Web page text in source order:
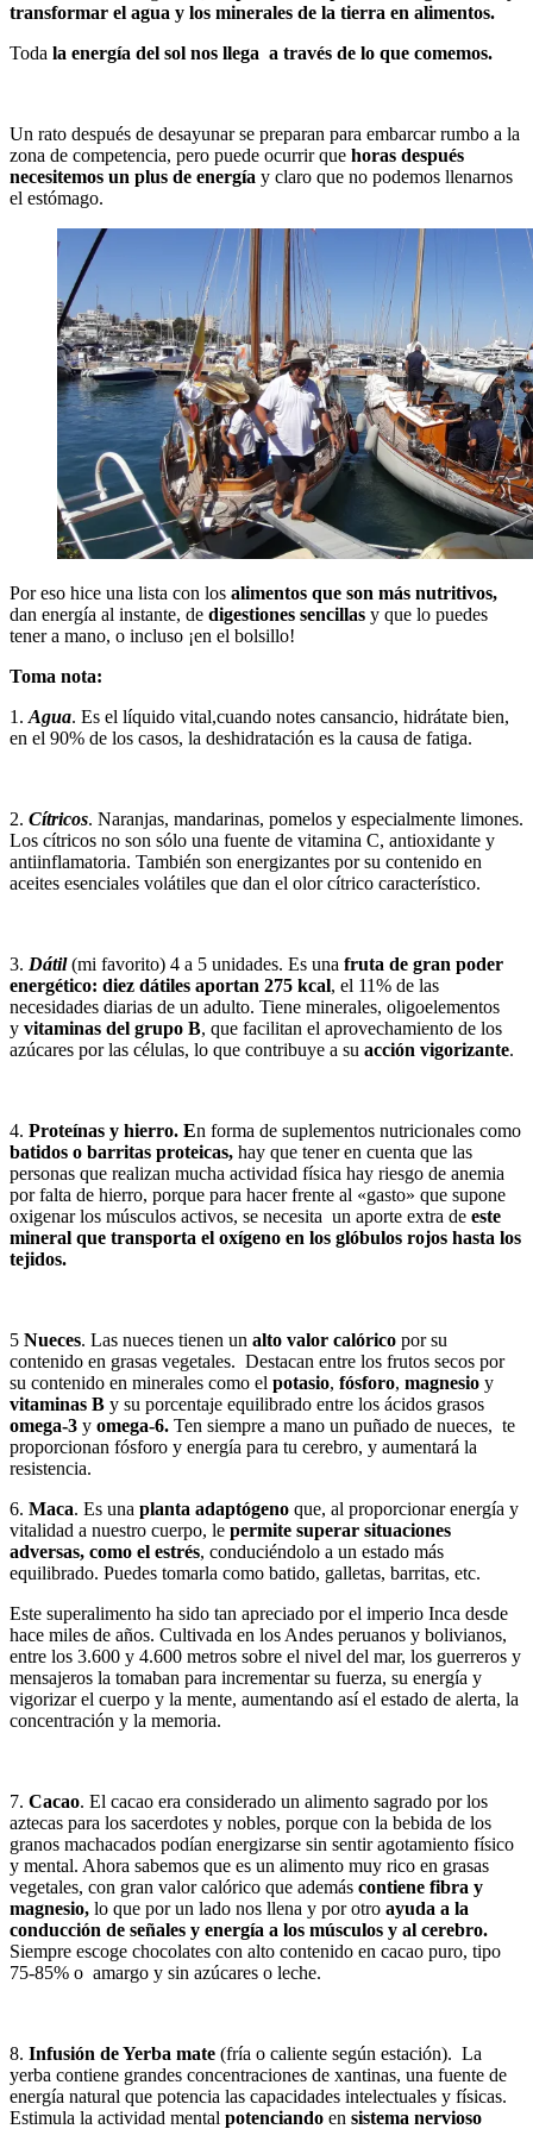
transformar el agua y los minerales de la tierra en alimentos.
Toda la energía del sol nos llega a través de lo que comemos.
Un rato después de desayunar se preparan para embarcar rumbo a la
zona de competencia, pero puede ocurrir que horas después
necesitemos un plus de energía y claro que no podemos llenarnos
el estómago.
Por eso hice una lista con los alimentos que son más nutritivos,
dan energía al instante, de digestiones sencillas y que lo puedes
tener a mano, o incluso ¡en el bolsillo!
Toma nota:
1. Agua. Es el líquido vital,cuando notes cansancio, hidrátate bien,
en el 90% de los casos, la deshidratación es la causa de fatiga.
2. Cítricos. Naranjas, mandarinas, pomelos y especialmente limones.
Los cítricos no son sólo una fuente de vitamina C, antioxidante y
antiinflamatoria. También son energizantes por su contenido en
aceites esenciales volátiles que dan el olor cítrico característico.
3. Dátil(mi favorito) 4 a 5 unidades. Es una fruta de gran poder
energético: diez dátiles aportan 275 kcal, el 11% de las
necesidades diarias de un adulto. Tiene minerales, oligoelementos
y vitaminas del grupo B, que facilitan el aprovechamiento de los
azúcares por las células, lo que contribuye a su acción vigorizante.
4. Proteínas y hierro. En forma de suplementos nutricionales como
batidos o barritas proteicas, hay que tener en cuenta que las
personas que realizan mucha actividad física hay riesgo de anemia
por falta de hierro, porque para hacer frente al «gasto» que supone
oxigenar los músculos activos, se necesita un aporte extra de este
mineral que transporta el oxígeno en los glóbulos rojos hasta los
tejidos.
5 Nueces. Las nueces tienen un alto valor calórico por su
contenido en grasas vegetales. Destacan entre los frutos secos por
su contenido en minerales como el potasio, fósforo, magnesio y
vitaminas B y su porcentaje equilibrado entre los ácidos grasos
omega-3 y omega-6. Ten siempre a mano un puñado de nueces, te
proporcionan fósforo y energía para tu cerebro, y aumentará la
resistencia.
6. Maca. Es una planta adaptógeno que, al proporcionar energía y
vitalidad a nuestro cuerpo, le permite superar situaciones
adversas, como el estrés, conduciéndolo a un estado más
equilibrado. Puedes tomarla como batido, galletas, barritas, etc.
Este superalimento ha sido tan apreciado por el imperio Inca desde
hace miles de años. Cultivada en los Andes peruanos y bolivianos,
entre los 3.600 y 4.600 metros sobre el nivel del mar, los guerreros y
mensajeros la tomaban para incrementar su fuerza, su energía y
vigorizar el cuerpo y la mente, aumentando así el estado de alerta, la
concentración y la memoria.
7. Cacao. El cacao era considerado un alimento sagrado por los
aztecas para los sacerdotes y nobles, porque con la bebida de los
granos machacados podían energizarse sin sentir agotamiento físico
y mental. Ahora sabemos que es un alimento muy rico en grasas
vegetales, con gran valor calórico que además contiene fibra y
magnesio, lo que por un lado nos llena y por otro ayuda a la
conducción de señales y energía a los músculos y al cerebro.
Siempre escoge chocolates con alto contenido en cacao puro, tipo
75-85% o amargo y sin azúcares o leche.
8. Infusión de Yerba mate (fría o caliente según estación). La
yerba contiene grandes concentraciones de xantinas, una fuente de
energía natural que potencia las capacidades intelectuales y físicas.
Estimula la actividad mental potenciando en sistema nervioso